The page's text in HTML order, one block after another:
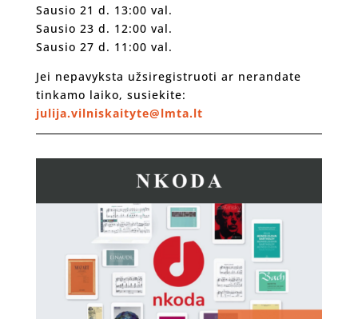
Sausio 21 d. 13:00 val.
Sausio 23 d. 12:00 val.
Sausio 27 d. 11:00 val.
Jei nepavyksta užsiregistruoti ar nerandate
tinkamo laiko, susiekite:
julija.vilniskaityte@lmta.lt